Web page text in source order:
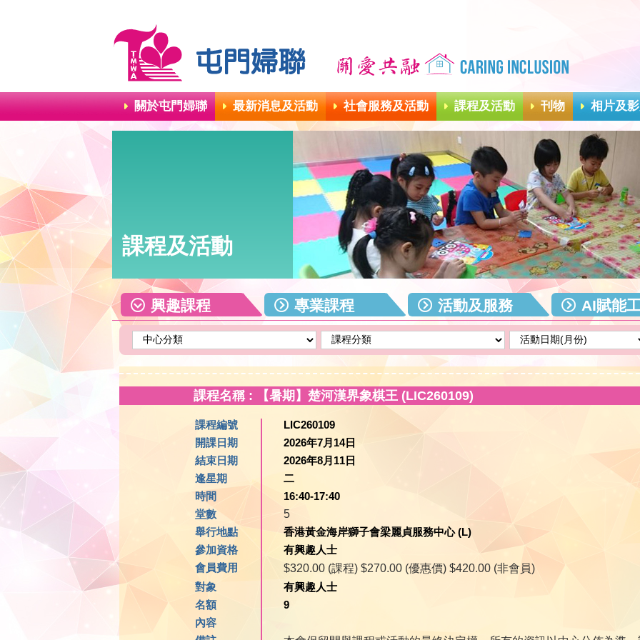
關於屯門婦聯 最新消息及活動 社會服務及活動 課程及活動 刊物 相片及
課程及活動
興趣課程 專業課程 活動及服務 AI賦能
課程名稱 : 【暑期】楚河漢界象棋王 (LIC260109)
課程編號
LIC260109
開課日期
2026年7月14日
結束日期
2026年8月11日
逢星期
二
時間
16:40-17:40
堂數
5
舉行地點
香港黃金海岸獅子會梁麗貞服務中心 (L)
參加資格
有興趣人士
會員費用
$320.00 (課程) $270.00 (優惠價) $420.00 (非會員)
對象
有興趣人士
名額
9
內容